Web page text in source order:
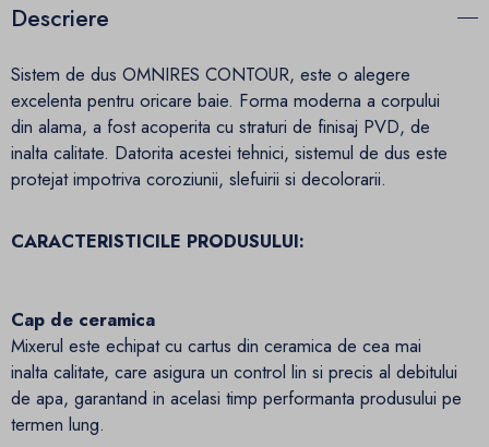
Descriere
Sistem de dus OMNIRES CONTOUR, este o alegere
excelenta pentru oricare baie. Forma moderna a corpului
din alama, a fost acoperita cu straturi de finisaj PVD, de
inalta calitate. Datorita acestei tehnici, sistemul de dus este
protejat impotriva coroziunii, slefuirii si decolorarii.
CARACTERISTICILE PRODUSULUI:
Cap de ceramica
Mixerul este echipat cu cartus din ceramica de cea mai
inalta calitate, care asigura un control lin si precis al debitului
de apa, garantand in acelasi timp performanta produsului pe
termen lung.